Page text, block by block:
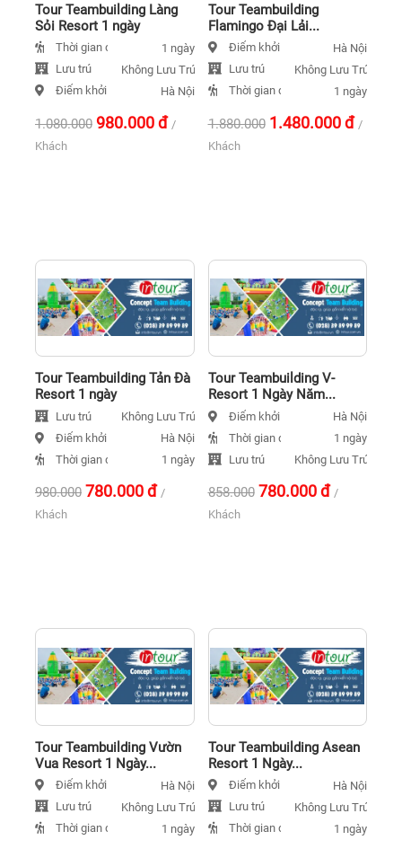
Tour Teambuilding Làng
Sỏi Resort 1 ngày
Thời gian đi
1 ngày
Lưu trú
Không Lưu Trú
Điểm khởi hành
Hà Nội
1.080.000 980.000đ /
Khách
Tour Teambuilding
Flamingo Đại Lải...
Điểm khởi hành
Hà Nội
Lưu trú
Không Lưu Trú
Thời gian đi
1 ngày
1.880.000 1.480.000đ /
Khách
Tour Teambuilding Tản Đà
Resort 1 ngày
Lưu trú
Không Lưu Trú
Điểm khởi hành
Hà Nội
Thời gian đi
1 ngày
980.000 780.000đ /
Khách
Tour Teambuilding V-
Resort 1 Ngày Năm...
Điểm khởi hành
Hà Nội
Thời gian đi
1 ngày
Lưu trú
Không Lưu Trú
858.000 780.000đ /
Khách
Tour Teambuilding Vườn
Vua Resort 1 Ngày...
Điểm khởi hành
Hà Nội
Lưu trú
Không Lưu Trú
Thời gian đi
1 ngày
Tour Teambuilding Asean
Resort 1 Ngày...
Điểm khởi hành
Hà Nội
Lưu trú
Không Lưu Trú
Thời gian đi
1 ngày